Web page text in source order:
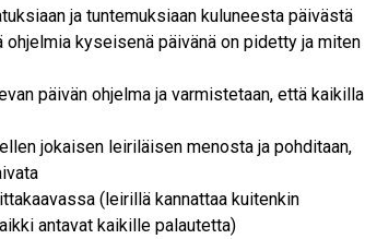
ja tuntemuksiaan kuluneesta päivästä
ohjelmia kyseisenä päivänä on pidetty ja miten
päivän ohjelma ja varmistetaan, että kaikilla
jokaisen leiriläisen menosta ja pohditaan,
(leirillä kannattaa kuitenkin
antavat kaikille palautetta)